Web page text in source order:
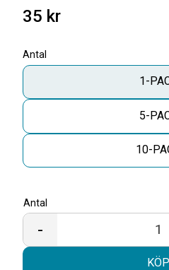
35 kr
Antal
1-
5-
10-
Antal
-
KÖP